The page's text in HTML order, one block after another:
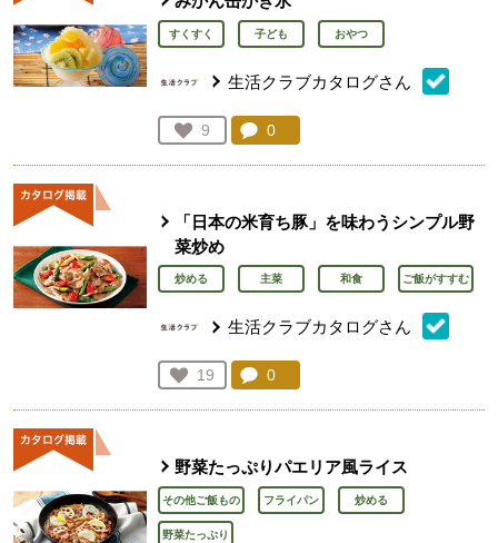
すくすく 子ども おやつ
生活クラブカタログさん
お気に入り登録：
9
人が登録
コメント：
0
「日本の米育ち豚」を味わうシンプル野
菜炒め
炒める 主菜 和食 ご飯がすすむ
生活クラブカタログさん
お気に入り登録：
19
人が登録
コメント：
0
野菜たっぷりパエリア風ライス
その他ご飯もの フライパン 炒める
野菜たっぷり